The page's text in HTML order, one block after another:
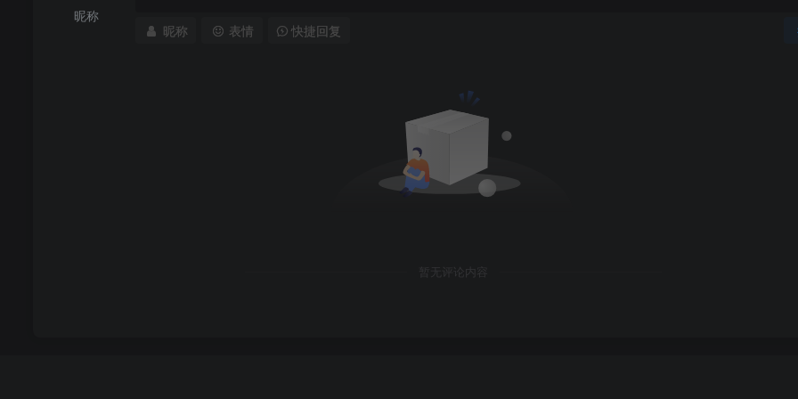
昵称
昵称 表情 快捷回复
暂无评论内容